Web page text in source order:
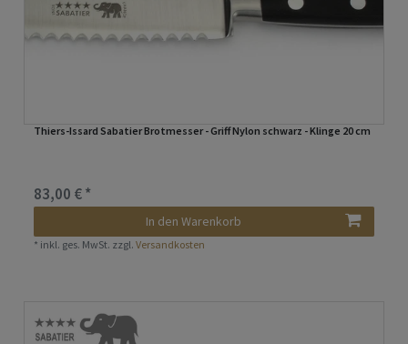
Thiers-Issard Sabatier Brotmesser - Griff Nylon schwarz - Klinge 20 cm
83,00 € *
In den Warenkorb
* inkl. ges. MwSt. zzgl.Versandkosten